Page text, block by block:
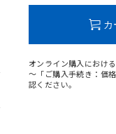
カ
オンライン購入におけ
～「ご購入手続き：価
認ください。